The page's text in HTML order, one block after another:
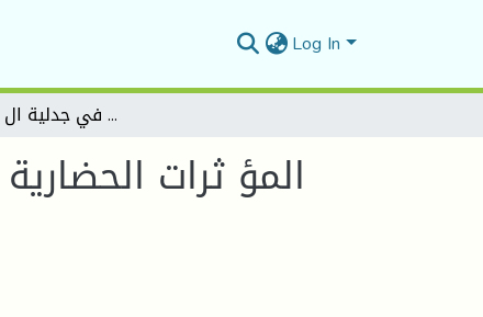
Log In
المؤ ثرات الحضارية في ال ل غة العربية وآدابها دراسة في جدلية ال تأ ثر وال تأثير
المؤ ثرات